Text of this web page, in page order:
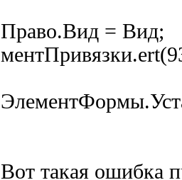
Право.Вид = Вид;
Вот такая ошибка